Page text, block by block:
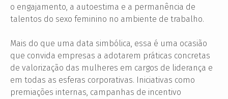
o engajamento, a autoestima e a permanência de
talentos do sexo feminino no ambiente de trabalho.
Mais do que uma data simbólica, essa é uma ocasião
que convida empresas a adotarem práticas concretas
de valorização das mulheres em cargos de liderança e
em todas as esferas corporativas. Iniciativas como
premiações internas, campanhas de incentivo